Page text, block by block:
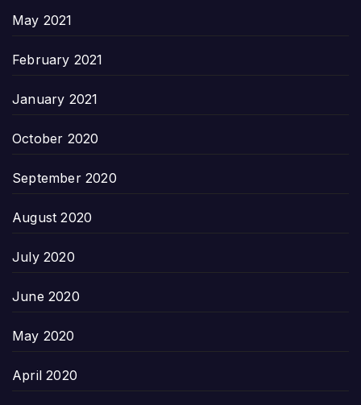
May 2021
February 2021
January 2021
October 2020
September 2020
August 2020
July 2020
June 2020
May 2020
April 2020